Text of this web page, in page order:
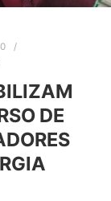
0
DE